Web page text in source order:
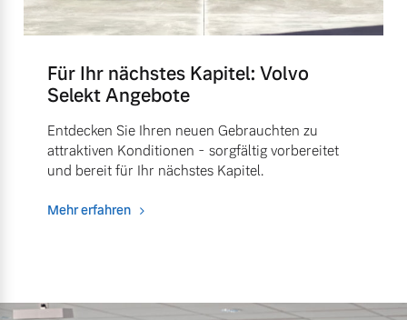
Für Ihr nächstes Kapitel: Volvo
Selekt Angebote
Entdecken Sie Ihren neuen Gebrauchten zu
attraktiven Konditionen - sorgfältig vorbereitet
und bereit für Ihr nächstes Kapitel.
Mehr erfahren